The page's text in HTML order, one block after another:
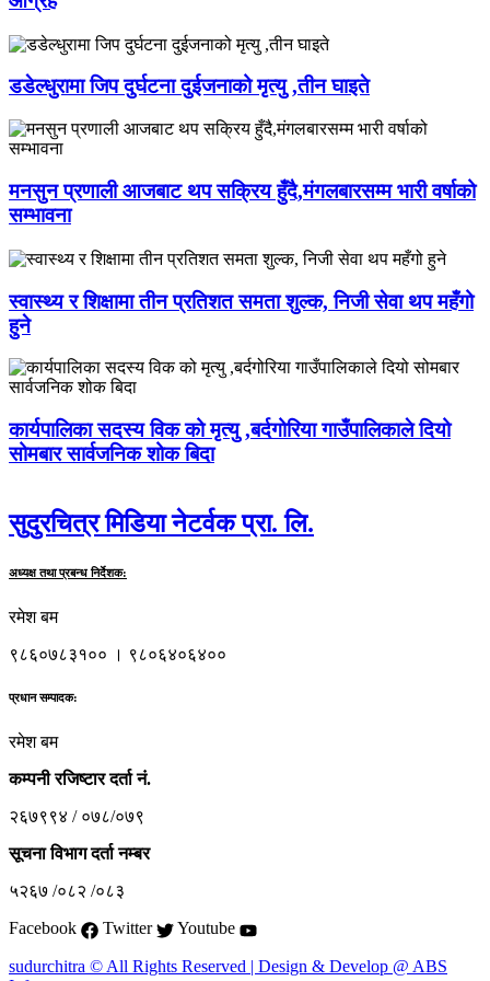
डडेल्धुरामा जिप दुर्घटना दुईजनाको मृत्यु ,तीन घाइते
मनसुन प्रणाली आजबाट थप सक्रिय हुँदै,मंगलबारसम्म भारी वर्षाको
सम्भावना
स्वास्थ्य र शिक्षामा तीन प्रतिशत समता शुल्क, निजी सेवा थप महँगो
हुने
कार्यपालिका सदस्य विक को मृत्यु ,बर्दगोरिया गाउँपालिकाले दियो
सोमबार सार्वजनिक शोक बिदा
सुदुरचित्र मिडिया नेटर्वक प्रा. लि.
अध्यक्ष तथा प्रबन्ध निर्देशक:
रमेश बम
९८६०७८३१०० । ९८०६४०६४००
प्रधान सम्पादक:
रमेश बम
कम्पनी रजिष्टार दर्ता नं.
२६७९९४ / ०७८/०७९
सूचना विभाग दर्ता नम्बर
५२६७ /०८२ /०८३
Facebook
Twitter Youtube
sudurchitra © All Rights Reserved | Design & Develop @ ABS